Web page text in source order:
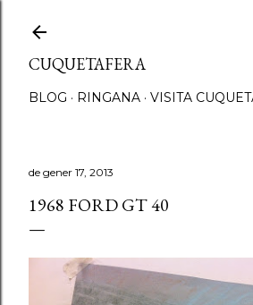
CUQUETAFERA
BLOG RINGANA VISITA
de gener 17, 2013
1968 FORD GT 40